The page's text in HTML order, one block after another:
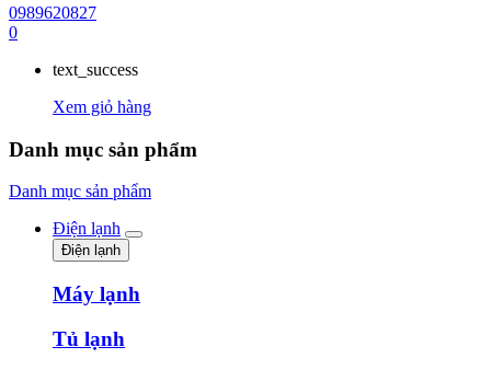
0989620827
0
text_success
Xem giỏ hàng
Danh mục sản phẩm
Danh mục sản phẩm
Điện lạnh
Điện lạnh
Máy lạnh
Tủ lạnh